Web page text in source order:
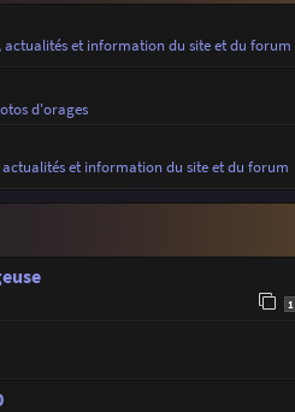
actualités et information du site et du forum
d'orages
actualités et information du site et du forum
1